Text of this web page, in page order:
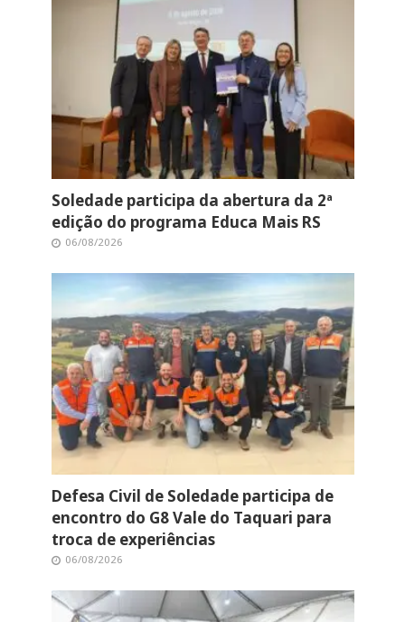
Soledade participa da abertura da 2ª
edição do programa Educa Mais RS
06/08/2026
Defesa Civil de Soledade participa de
encontro do G8 Vale do Taquari para
troca de experiências
06/08/2026